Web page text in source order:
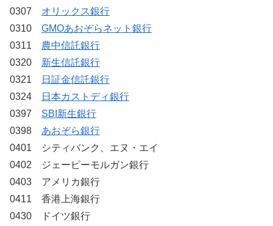
0307 オリックス銀行
0310 GMOあおぞらネット銀行
0311 農中信託銀行
0320 新生信託銀行
0321
日証金信託銀行
0324
日本カストディ銀行
0397 SBI新生銀行
0398 あおぞら銀行
0401 シティバンク、エヌ・エイ
0402 ジェーピーモルガン銀行
0403 アメリカ銀行
0411 香港上海銀行
0430 ドイツ銀行